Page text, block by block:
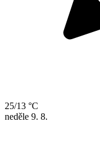
25/13 °C
neděle 9. 8.